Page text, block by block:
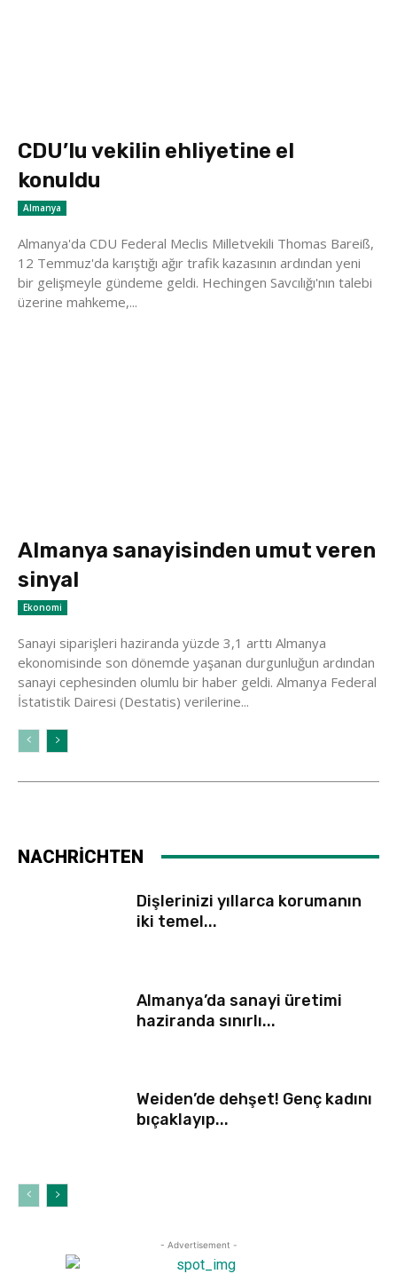
CDU’lu vekilin ehliyetine el
konuldu
Almanya
Almanya'da CDU Federal Meclis Milletvekili Thomas Bareiß,
12 Temmuz'da karıştığı ağır trafik kazasının ardından yeni
bir gelişmeyle gündeme geldi. Hechingen Savcılığı'nın talebi
üzerine mahkeme,...
Almanya sanayisinden umut veren
sinyal
Ekonomi
Sanayi siparişleri haziranda yüzde 3,1 arttı Almanya
ekonomisinde son dönemde yaşanan durgunluğun ardından
sanayi cephesinden olumlu bir haber geldi. Almanya Federal
İstatistik Dairesi (Destatis) verilerine...
NACHRİCHTEN
Dişlerinizi yıllarca korumanın
iki temel...
Almanya’da sanayi üretimi
haziranda sınırlı...
Weiden’de dehşet! Genç kadını
bıçaklayıp...
- Advertisement -